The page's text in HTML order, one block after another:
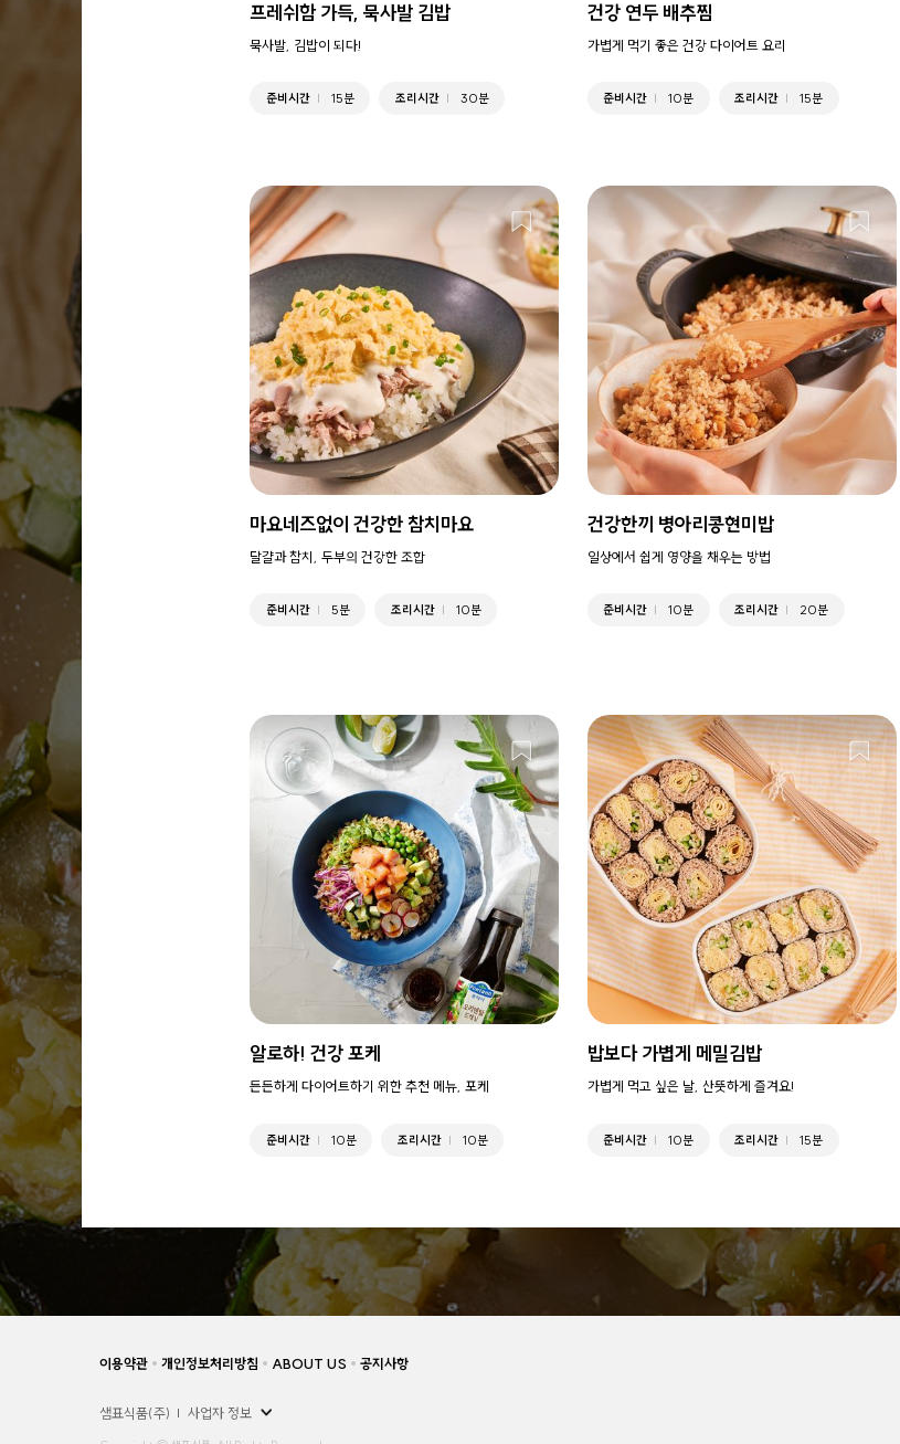
프레쉬함 가득, 묵사발 김밥
묵사발, 김밥이 되다!
준비시간 15분 조리시간 30분
건강 연두 배추찜
가볍게 먹기 좋은 건강 다이어트 요리
준비시간 10분 조리시간 15분
마요네즈없이 건강한 참치마요
달걀과 참치, 두부의 건강한 조합
준비시간 5분 조리시간 10분
건강한끼 병아리콩현미밥
일상에서 쉽게 영양을 채우는 방법
준비시간 10분 조리시간 20분
알로하! 건강 포케
든든하게 다이어트하기 위한 추천 메뉴, 포케
준비시간 10분 조리시간 10분
밥보다 가볍게 메밀김밥
가볍게 먹고 싶은 날, 산뜻하게 즐겨요!
준비시간 10분 조리시간 15분
이용약관 개인정보처리방침 ABOUT US 공지사항
샘표식품(주) 사업자 정보